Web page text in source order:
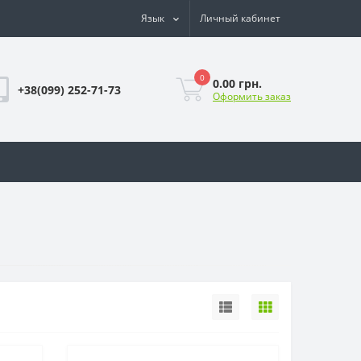
Язык Личный кабинет
+38(099) 252-71-73
0 0.00 грн.
Оформить заказ